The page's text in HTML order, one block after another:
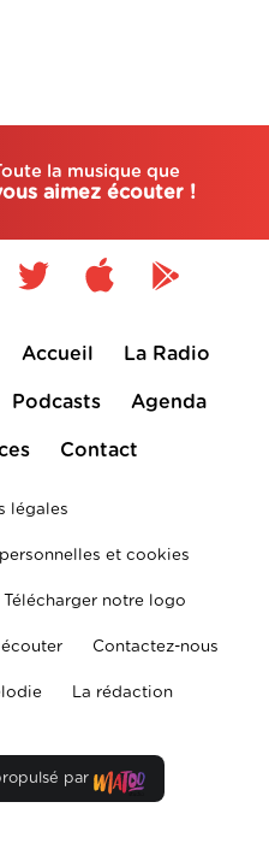
la musique que
aimez écouter !
Accueil La Radio
Podcasts Agenda
Contact
légales
et cookies
Télécharger notre logo
Contactez-nous
La rédaction
par